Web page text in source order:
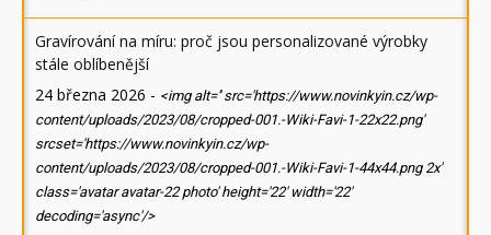
Gravírování na míru: proč jsou personalizované výrobky
stále oblíbenější
24 března 2026 - <img alt='' src='https://www.novinkyin.cz/wp-
content/uploads/2023/08/cropped-001.-Wiki-Favi-1-22x22.png'
srcset='https://www.novinkyin.cz/wp-
content/uploads/2023/08/cropped-001.-Wiki-Favi-1-44x44.png 2x'
class='avatar avatar-22 photo' height='22' width='22'
decoding='async'/>